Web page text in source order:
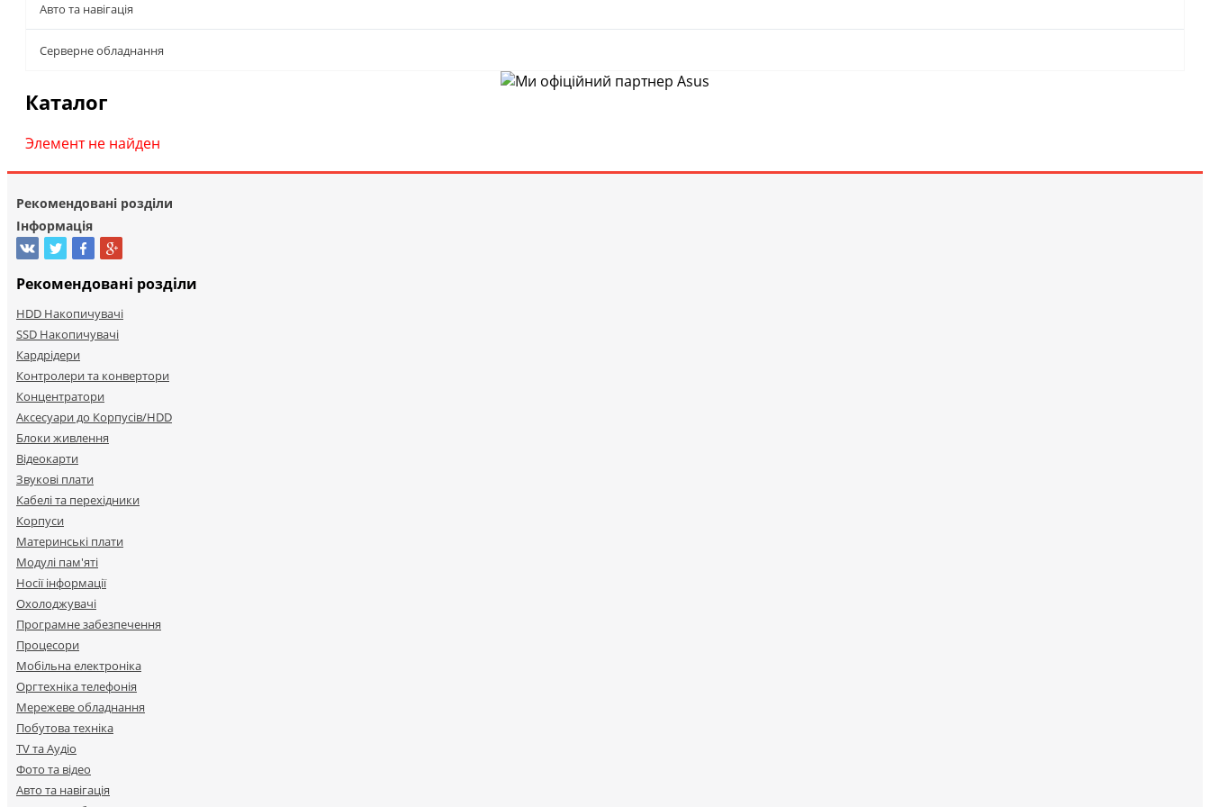
Авто та навігація
Серверне обладнання
Каталог
Элемент не найден
Рекомендовані розділи
Інформація
Рекомендовані розділи
HDD Накопичувачі
SSD Накопичувачі
Кардрідери
Контролери та конвертори
Концентратори
Аксесуари до Корпусів/HDD
Блоки живлення
Відеокарти
Звукові плати
Кабелі та перехідники
Корпуси
Материнські плати
Модулі пам'яті
Носії інформації
Охолоджувачі
Програмне забезпечення
Процесори
Мобільна електроніка
Оргтехніка телефонія
Мережеве обладнання
Побутова техніка
TV та Аудіо
Фото та відео
Авто та навігація